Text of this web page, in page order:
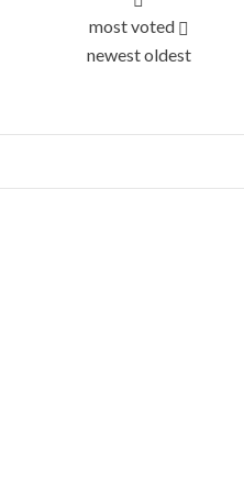
most voted
newestoldest